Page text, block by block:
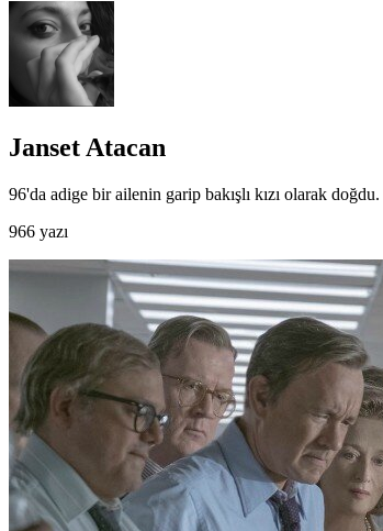
Janset Atacan
96'da adige bir ailenin garip bakışlı kızı olarak
966 yazı